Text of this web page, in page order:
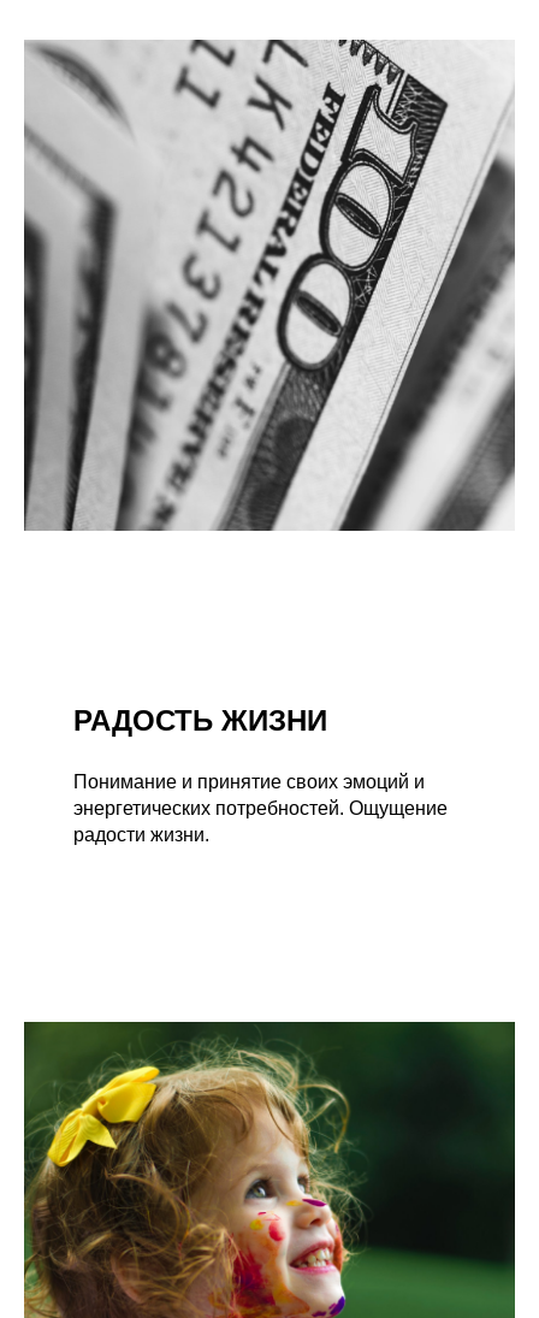
РАДОСТЬ ЖИЗНИ
Понимание и принятие своих эмоций и
энергетических потребностей. Ощущение
радости жизни.